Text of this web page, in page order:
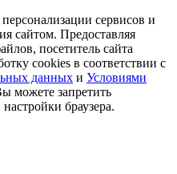
сервисов и
сайтом. Предоставляя
посетитель сайта
cookies в соответствии с
данных и Условиями
можете запретить
браузера.